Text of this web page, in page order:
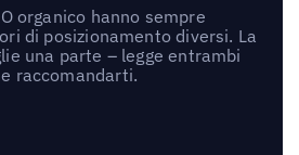
organico hanno sempre
di posizionamento diversi. La
una parte – legge entrambi
raccomandarti.